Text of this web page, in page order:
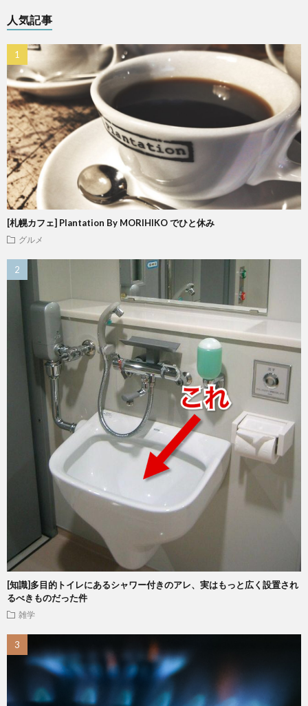
人気記事
[札幌カフェ] Plantation By MORIHIKO でひと休み
グルメ
[知識]多目的トイレにあるシャワー付きのアレ、実はもっと広く設置され
るべきものだった件
雑学